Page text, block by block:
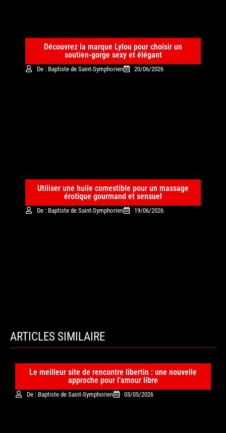
Découvrez la marque Lylou pour choisir un
soutien-gorge sexy et élégant
De : Baptiste de Saint-Symphorien 20/06/2026
Utiliser une huile comestible pour un massage
érotique gourmand et sensuel
De : Baptiste de Saint-Symphorien 19/06/2026
ARTICLES SIMILAIRE
Le meilleur site de rencontre libertin : une nouvelle
approche pour l’amour libre
De : Baptiste de Saint-Symphorien 03/05/2026